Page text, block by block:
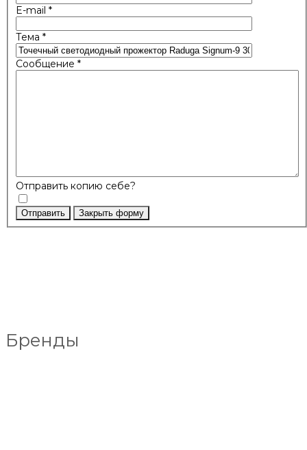
E-mail *
Тема *
Сообщение *
Отправить копию себе?
Отправить Закрыть форму
Бренды